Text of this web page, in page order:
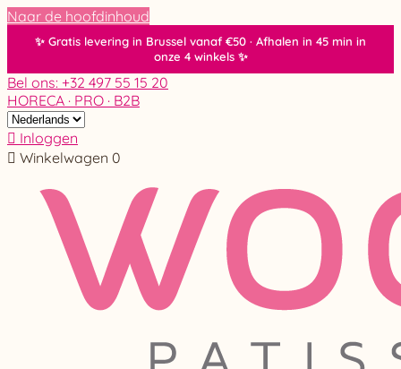
Naar de hoofdinhoud
Bel ons: +32 497 55 15 20
HORECA · PRO · B2B
 Inloggen
 Winkelwagen 0